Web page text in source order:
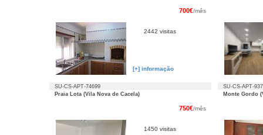
700€/mês
2442 visitas
[+] informação
SU-CS-APT-74699
Praia Lota (Vila Nova de Cacela)
SU-CS-APT-
Monte Gordo
750€/mês
1450 visitas